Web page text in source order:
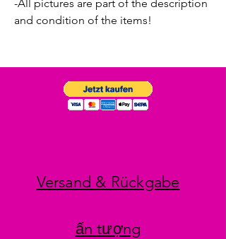
-All pictures are part of the description
and condition of the items!
Versand & Rückgabe
ấn tượng